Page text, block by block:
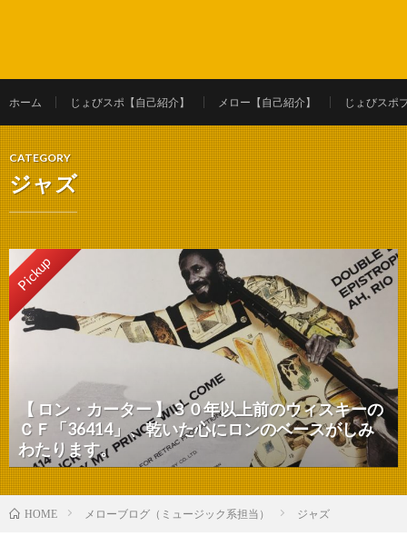
ホーム じょびスポ【自己紹介】 メロー【自己紹介】 じょびスポ
CATEGORY
ジャズ
Pickup
【 ロン・カーター 】３０年以上前のウィスキーの
ＣＦ「36414」、乾いた心にロンのベースがしみ
わたります。
HOME メローブログ（ミュージック系担当） ジャズ